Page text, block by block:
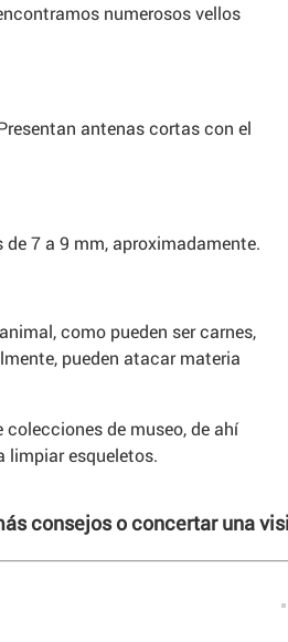
numerosos vellos
antenas cortas con el
7 a 9 mm, aproximadamente.
como pueden ser carnes,
pueden atacar materia
de museo, de ahí
limpiar esqueletos.
consejos o concertar una